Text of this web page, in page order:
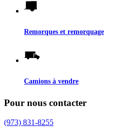
Remorques et remorquage
Camions à vendre
Pour nous contacter
(973) 831-8255